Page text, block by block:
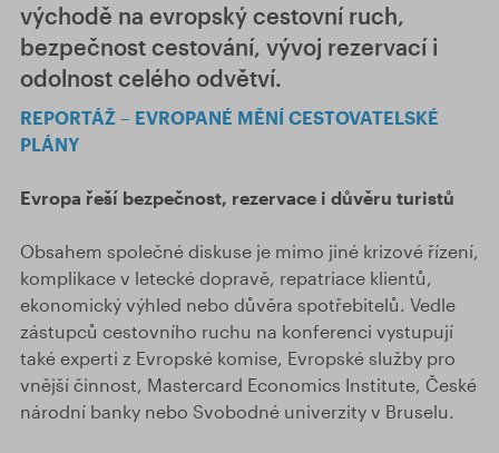
východě na evropský cestovní ruch,
bezpečnost cestování, vývoj rezervací i
odolnost celého odvětví.
REPORTÁŽ – EVROPANÉ MĚNÍ CESTOVATELSKÉ
PLÁNY
Evropa řeší bezpečnost, rezervace i důvěru turistů
Obsahem společné diskuse je mimo jiné krizové řízení,
komplikace v letecké dopravě, repatriace klientů,
ekonomický výhled nebo důvěra spotřebitelů. Vedle
zástupců cestovního ruchu na konferenci vystupují
také experti z Evropské komise, Evropské služby pro
vnější činnost, Mastercard Economics Institute, České
národní banky nebo Svobodné univerzity v Bruselu.